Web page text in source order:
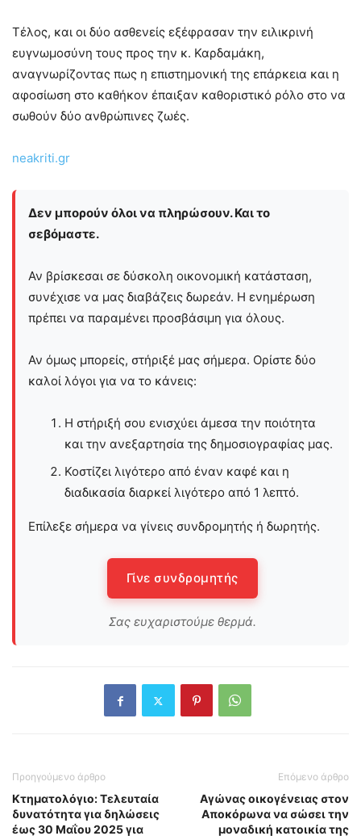
Τέλος, και οι δύο ασθενείς εξέφρασαν την ειλικρινή
ευγνωμοσύνη τους προς την κ. Καρδαμάκη,
αναγνωρίζοντας πως η επιστημονική της επάρκεια και η
αφοσίωση στο καθήκον έπαιξαν καθοριστικό ρόλο στο να
σωθούν δύο ανθρώπινες ζωές.
neakriti.gr
Δεν μπορούν όλοι να πληρώσουν. Και το
σεβόμαστε.
Αν βρίσκεσαι σε δύσκολη οικονομική κατάσταση,
συνέχισε να μας διαβάζεις δωρεάν. Η ενημέρωση
πρέπει να παραμένει προσβάσιμη για όλους.
Αν όμως μπορείς, στήριξέ μας σήμερα. Ορίστε δύο
καλοί λόγοι για να το κάνεις:
Η στήριξή σου ενισχύει άμεσα την ποιότητα
και την ανεξαρτησία της δημοσιογραφίας μας.
Κοστίζει λιγότερο από έναν καφέ και η
διαδικασία διαρκεί λιγότερο από 1 λεπτό.
Επίλεξε σήμερα να γίνεις συνδρομητής ή δωρητής.
Γίνε συνδρομητής
Σας ευχαριστούμε θερμά.
Προηγούμενο άρθρο
Κτηματολόγιο: Τελευταία
δυνατότητα για δηλώσεις
έως 30 Μαΐου 2025 για
Επόμενο άρθρο
Αγώνας οικογένειας στον
Αποκόρωνα να σώσει την
μοναδική κατοικία της